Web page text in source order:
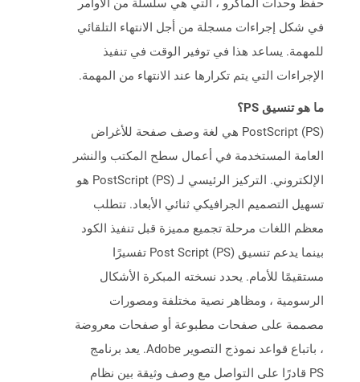
حفظ وحدات الماكرو ، التي هي سلسلة من الأوامر
في شكل إجراءات مسجلة من أجل الانتهاء التلقائي
للمهمة. يساعد هذا في توفير الوقت في تنفيذ
الإجراءات التي يتم تكرارها عند الانتهاء من المهمة.
ما هو تنسيق PS؟
PostScript (PS) هي لغة وصف صفحة للأغراض
العامة المستخدمة في أعمال سطح المكتب والنشر
الإلكتروني. التركيز الرئيسي لـ PostScript (PS) هو
تسهيل التصميم الجرافيكي ثنائي الأبعاد. تتطلب
معظم اللغات مرحلة تجميع مميزة قبل تنفيذ الكود
بينما يدعم تنسيق Post Script (PS) تفسيرًا
مستقيمًا للأمام. يحدد نسخته المبكرة الأشكال
الرسومية ، ومظاهر نصية مختلفة ومصورات
مصممة على صفحات مطبوعة أو صفحات معروضة
، باتباع قواعد نموذج التصوير Adobe. يعد برنامج
PS قادرًا على التواصل مع وصف وثيقة بين نظام